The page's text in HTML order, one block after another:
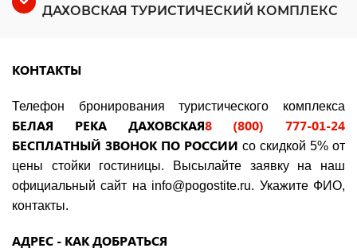
ДАХОВСКАЯ ТУРИСТИЧЕСКИЙ КОМПЛЕКС
КОНТАКТЫ
Телефон бронирования туристического комплекса
БЕЛАЯ РЕКА ДАХОВСКАЯ8 (800) 777-01-24
БЕСПЛАТНЫЙ ЗВОНОК ПО РОССИИ со скидкой 5% от
цены стойки гостиницы. Высылайте заявку на наш
официальный сайт на info@pogostite.ru. Укажите ФИО,
контакты.
АДРЕС - КАК ДОБРАТЬСЯ